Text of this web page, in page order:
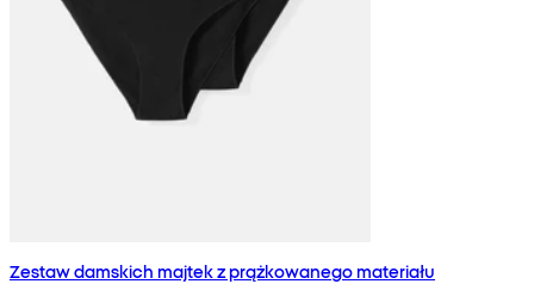
Zestaw damskich majtek z prążkowanego materiału